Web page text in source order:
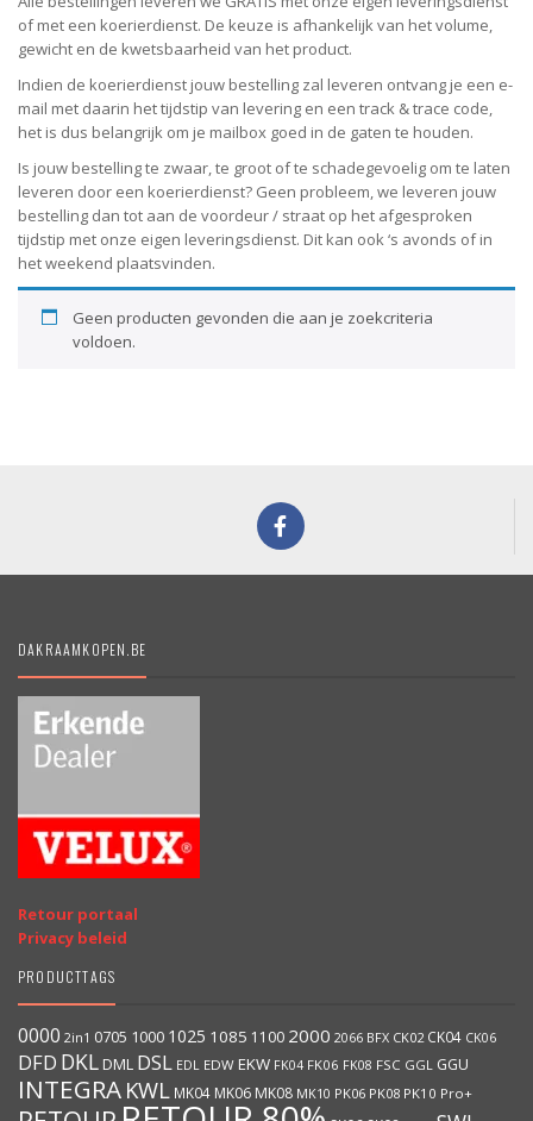
of met een koerierdienst. De keuze is afhankelijk van het volume,
gewicht en de kwetsbaarheid van het product.
Indien de koerierdienst jouw bestelling zal leveren ontvang je een e-
mail met daarin het tijdstip van levering en een track & trace code,
het is dus belangrijk om je mailbox goed in de gaten te houden.
Is jouw bestelling te zwaar, te groot of te schadegevoelig om te laten
leveren door een koerierdienst? Geen probleem, we leveren jouw
bestelling dan tot aan de voordeur / straat op het afgesproken
tijdstip met onze eigen leveringsdienst. Dit kan ook ‘s avonds of in
het weekend plaatsvinden.
Geen producten gevonden die aan je zoekcriteria
voldoen.
DAKRAAMKOPEN.BE
Retour portaal
Privacy beleid
PRODUCTTAGS
0000 2in1 0705 1000 1025 1085 1100 2000 2066 BFX CK02 CK04 CK06
DFD DKL DML DSL EDL EDW EKW FK04 FK06 FK08 FSC GGL GGU
INTEGRA KWL MK04 MK06 MK08 MK10 PK06 PK08 PK10 Pro+